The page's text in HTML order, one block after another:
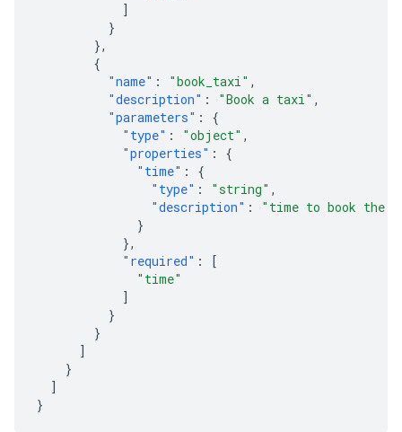
]
}
},
{
"name" : "book_taxi" ,
"description" : "Book a taxi" ,
"parameters" :
{
"type" : "object" ,
"properties" :
{
"time" :
{
"type" : "string" ,
"description" :
"time to book the
}
},
"required" :
[
"time"
]
}
}
]
}
]
}